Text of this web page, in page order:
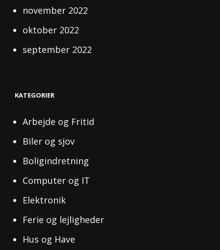
november 2022
oktober 2022
september 2022
KATEGORIER
Arbejde og Fritid
Biler og sjov
Boligindretning
Computer og IT
Elektronik
Ferie og lejligheder
Hus og Have